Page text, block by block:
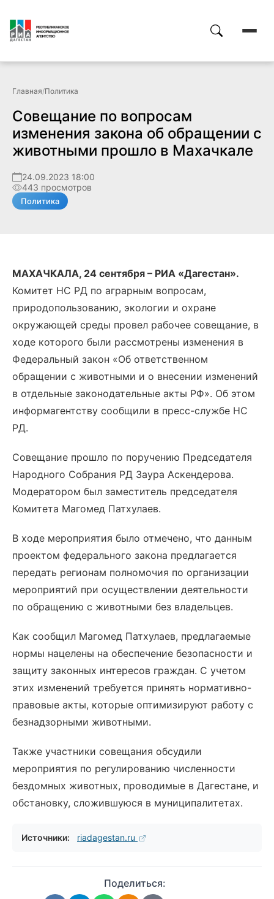
Главная/Политика
Совещание по вопросам
изменения закона об обращении с
животными прошло в Махачкале
24.09.2023 18:00
443 просмотров
Политика
МАХАЧКАЛА, 24 сентября – РИА «Дагестан».
Комитет НС РД по аграрным вопросам,
природопользованию, экологии и охране
окружающей среды провел рабочее совещание, в
ходе которого были рассмотрены изменения в
Федеральный закон «Об ответственном
обращении с животными и о внесении изменений
в отдельные законодательные акты РФ». Об этом
информагентству сообщили в пресс-службе НС
РД.
Совещание прошло по поручению Председателя
Народного Собрания РД Заура Аскендерова.
Модератором был заместитель председателя
Комитета Магомед Патхулаев.
В ходе мероприятия было отмечено, что данным
проектом федерального закона предлагается
передать регионам полномочия по организации
мероприятий при осуществлении деятельности
по обращению с животными без владельцев.
Как сообщил Магомед Патхулаев, предлагаемые
нормы нацелены на обеспечение безопасности и
защиту законных интересов граждан. С учетом
этих изменений требуется принять нормативно-
правовые акты, которые оптимизируют работу с
безнадзорными животными.
Также участники совещания обсудили
мероприятия по регулированию численности
бездомных животных, проводимые в Дагестане, и
обстановку, сложившуюся в муниципалитетах.
Источники: riadagestan.ru
Поделиться: